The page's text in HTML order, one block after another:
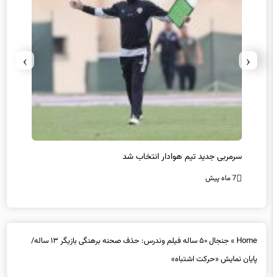
سرمربی جدید تیم هوادار انتخاب شد
Home
»